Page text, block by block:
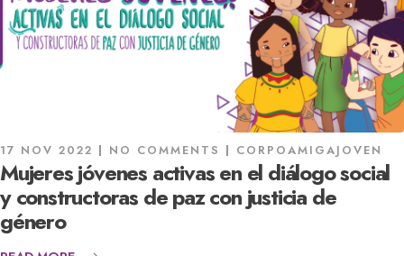
17 NOV 2022 NO COMMENTS CORPOAMIGAJOVEN
Mujeres jóvenes activas en el diálogo social
y constructoras de paz con justicia de
género